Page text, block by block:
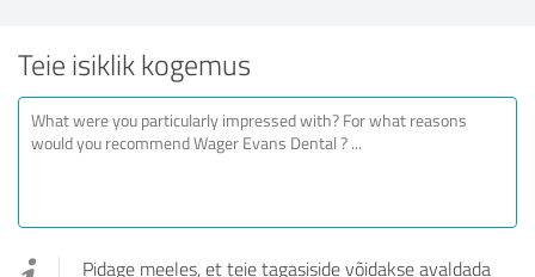
Teie isiklik kogemus
Pidage meeles, et teie tagasiside võidakse avaldada